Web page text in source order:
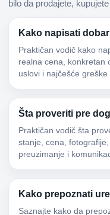
bilo da prodajete,
Kako napisati
Praktičan vodič kako
realna cena, konkretan
uslovi i najčešće
Šta proveriti pre
Praktičan vodič šta
stanje, cena,
preuzimanje i
Kako prepoznati
Saznajte kako da